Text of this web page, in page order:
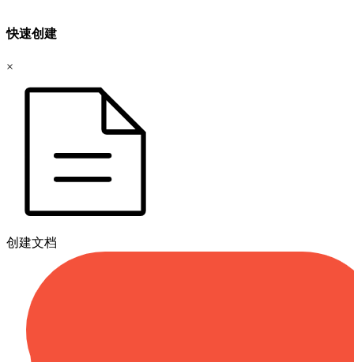
快速创建
×
创建文档